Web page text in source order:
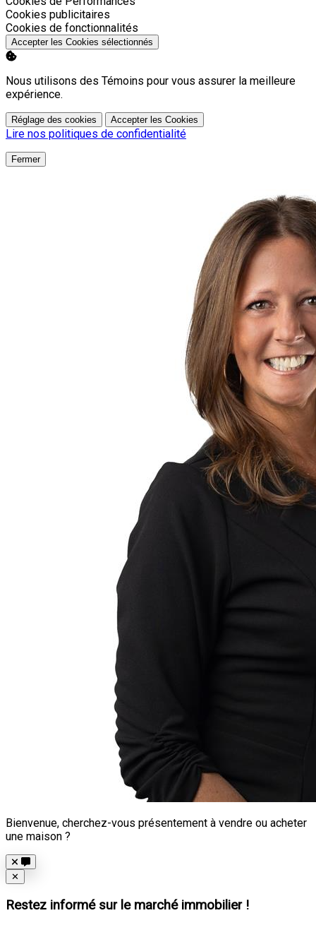
Activer
Cookies publicitaires
Activer
Cookies de fonctionnalités
Accepter les Cookies sélectionnés
Nous utilisons des Témoins pour vous assurer la meilleure
expérience.
Réglage des cookies Accepter les Cookies
Lire nos politiques de confidentialité
Fermer
Bienvenue, cherchez-vous présentement à vendre ou acheter
une maison ?
Close
✕
Restez informé sur le marché immobilier !